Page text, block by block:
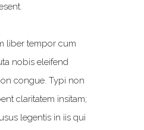
liber tempor cum
nobis eleifend
congue. Typi non
claritatem insitam;
legentis in iis qui